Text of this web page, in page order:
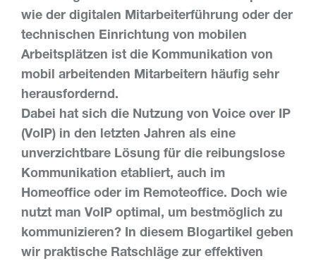
wie der digitalen Mitarbeiterführung oder der
technischen Einrichtung von mobilen
Arbeitsplätzen ist die Kommunikation von
mobil arbeitenden Mitarbeitern häufig sehr
herausfordernd.
Dabei hat sich die Nutzung von Voice over IP
(VoIP) in den letzten Jahren als eine
unverzichtbare Lösung für die reibungslose
Kommunikation etabliert, auch im
Homeoffice oder im Remoteoffice. Doch wie
nutzt man VoIP optimal, um bestmöglich zu
kommunizieren? In diesem Blogartikel geben
wir praktische Ratschläge zur effektiven